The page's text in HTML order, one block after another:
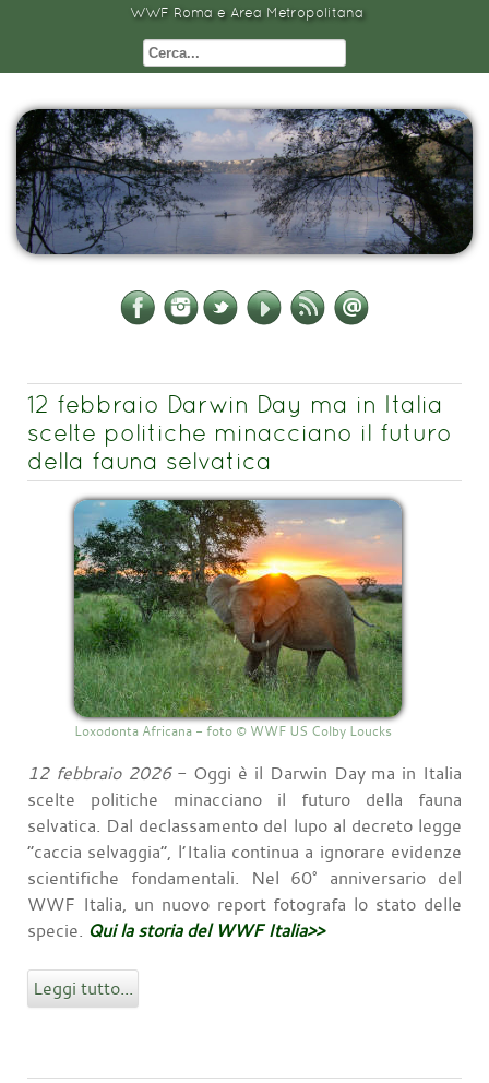
WWF Roma e Area Metropolitana
12 febbraio Darwin Day ma in Italia
scelte politiche minacciano il futuro
della fauna selvatica
Loxodonta Africana - foto © WWF US Colby Loucks
12 febbraio 2026- Oggi è il Darwin Day ma in Italia
scelte politiche minacciano il futuro della fauna
selvatica. Dal declassamento del lupo al decreto legge
“caccia selvaggia”, l’Italia continua a ignorare evidenze
scientifiche fondamentali. Nel 60° anniversario del
WWF Italia, un nuovo report fotografa lo stato delle
specie. Qui la storia del WWF Italia>>
Leggi tutto...